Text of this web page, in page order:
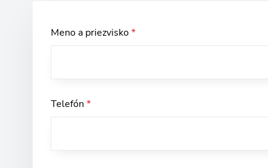
Meno a priezvisko*
Telefón *